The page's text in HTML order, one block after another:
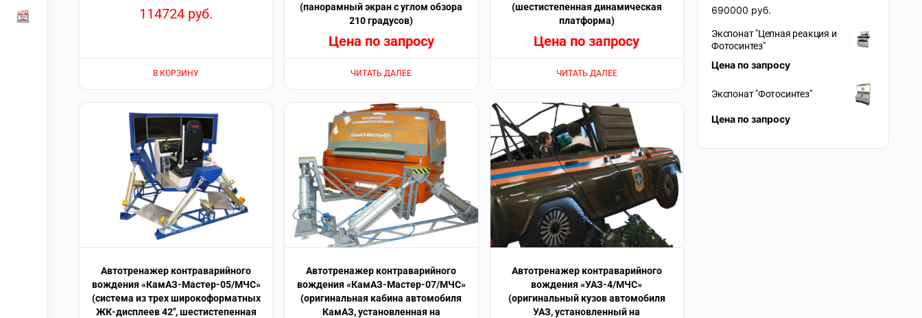
114724 руб.
В КОРЗИНУ
(панорамный экран с углом обзора
210 градусов)
Цена по запросу
ЧИТАТЬ ДАЛЕЕ
(шестистепенная динамическая
платформа)
Цена по запросу
ЧИТАТЬ ДАЛЕЕ
Автотренажер контраварийного
вождения «КамАЗ-Мастер-05/МЧС»
(система из трех широкоформатных
ЖК-дисплеев 42″, шестистепенная
Автотренажер контраварийного
вождения «КамАЗ-Мастер-07/МЧС»
(оригинальная кабина автомобиля
КамАЗ, установленная на
Автотренажер контраварийного
вождения «УАЗ-4/МЧС»
(оригинальный кузов автомобиля
УАЗ, установленный на
690000 руб.
Экспонат "Цепная реакция и
Фотосинтез"
Цена по запросу
Экспонат "Фотосинтез"
Цена по запросу